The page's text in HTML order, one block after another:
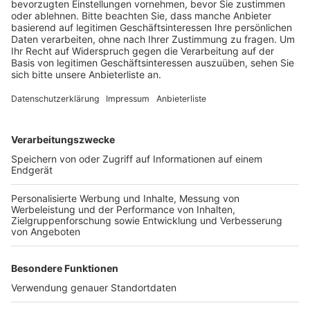
Die Auf- beziehungsweise Abfahrt Richtung Köln ist
zwischen 19 und 6 Uhr dicht – allerdings nicht
Markierungsarbeiten.
Behinderungen geben. Am Vormittag ist der Kreisel
Brauweilerstraße/Erfurter Straße nur eingeschränkt
befahrbar. Dort laufen zwischen 10 und 12 Uhr
Kanalreinigungs- und Inspektionsarbeiten.
Anzeige